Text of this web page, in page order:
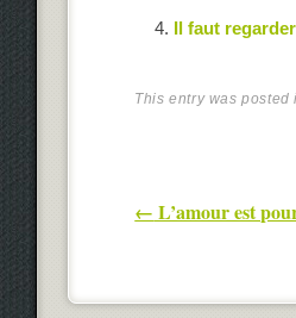
Il faut
This entry was
Post
← L’amour est